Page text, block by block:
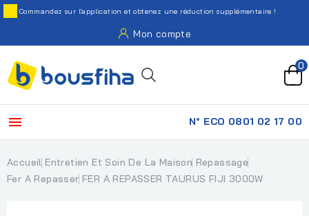
Commandez sur l'application et obtenez une réduction supplémentaire !
Mon compte
0
 N° ECO 0801 02 17 00
Accueil Entretien Et Soin De La Maison Repassage
Fer A Repasser FER A REPASSER TAURUS FIJI 3000W